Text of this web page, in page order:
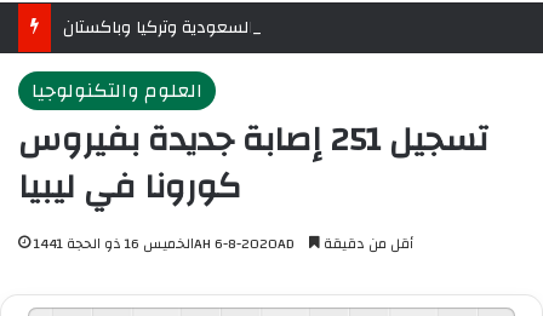
العلوم والتكنولوجيا
تسجيل 251 إصابة جديدة بفيروس
كورونا في ليبيا
الخميس 16 ذو الحجة 1441AH 6-8-2020AD أقل من دقيقة